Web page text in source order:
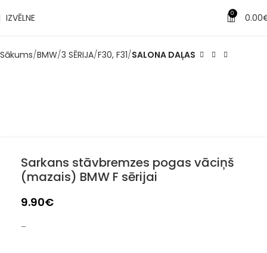
IZVĒLNE 0 0.00
Sākums BMW 3 SĒRIJA F30, F31 SALONA DAĻAS
Sarkans stāvbremzes pogas vāciņš
(mazais) BMW F sērijai
9.90€
–
✔